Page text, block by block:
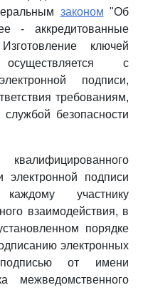
законом "Об
- аккредитованные
ключей
с
подписи,
требованиям,
безопасности
электронной подписи
участнику
взаимодействия, в
порядке
электронных
подписью от имени
межведомственного